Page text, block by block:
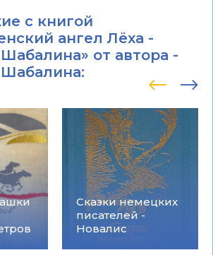
с книгой
ангел Лёха -
от автора -
:
Сказки немецких
писателей -
Новалис